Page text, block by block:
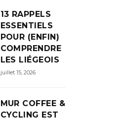
13 RAPPELS
ESSENTIELS
POUR (ENFIN)
COMPRENDRE
LES LIÉGEOIS
juillet 15, 2026
MUR COFFEE &
CYCLING EST